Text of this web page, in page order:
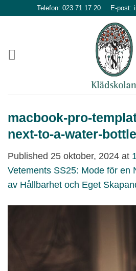
Telefon: 023 71 17 20 E-post:
macbook-pro-
next-to-a-water-
Published 25 oktober, 2024 at
Vetements SS25: Mode för en
av Hållbarhet och Eget